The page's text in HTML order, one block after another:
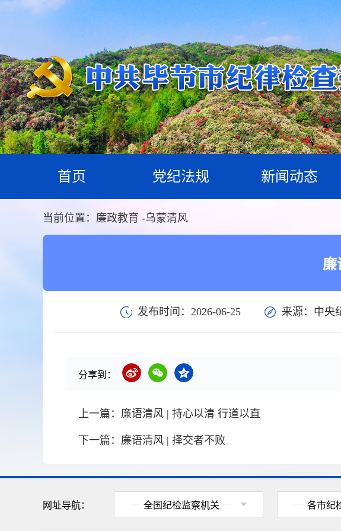
首页 党纪法规 新闻动态
当前位置： 廉政教育 -乌蒙清风
廉
发布时间：2026-06-25 来源：中央
分享到：
上一篇： 廉语清风 | 持心以清 行道以直
下一篇： 廉语清风 | 择交者不败
网址导航： 全国纪检监察机关 各市纪